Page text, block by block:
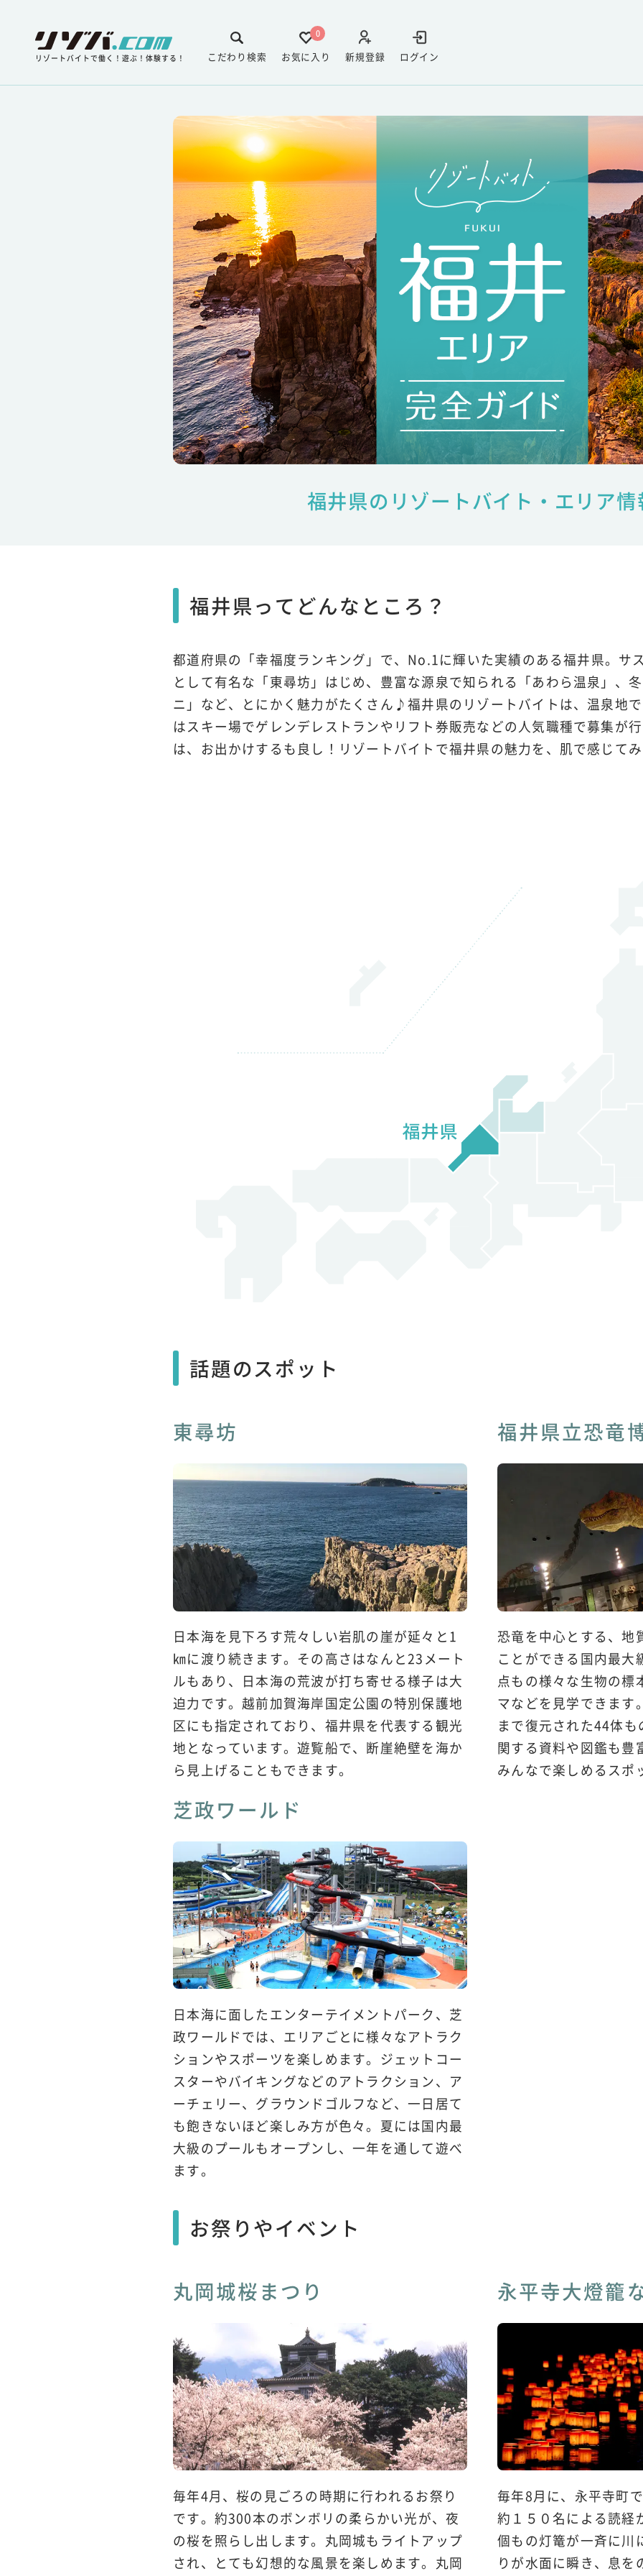
リゾートバイトで働く！遊ぶ！体験する！ ログイン
新規登録
0
お気に入り
こだわり検索
福井県のリゾートバイト・エリア情
福井県ってどんなところ？
都道府県の「幸福度ランキング」で、No.1に輝いた実績のある福井県。サ
として有名な「東尋坊」はじめ、豊富な源泉で知られる「あわら温泉」、
ニ」など、とにかく魅力がたくさん♪福井県のリゾートバイトは、温泉地
はスキー場でゲレンデレストランやリフト券販売などの人気職種で募集が
は、お出かけするも良し！リゾートバイトで福井県の魅力を、肌で感じて
話題のスポット
東尋坊
日本海を見下ろす荒々しい岩肌の崖が延々と1
㎞に渡り続きます。その高さはなんと23メート
ルもあり、日本海の荒波が打ち寄せる様子は大
迫力です。越前加賀海岸国定公園の特別保護地
区にも指定されており、福井県を代表する観光
地となっています。遊覧船で、断崖絶壁を海か
ら見上げることもできます。
福井県立恐竜
恐竜を中心とする、地
ことができる国内最
点もの様々な生物の標
マなどを見学できます
まで復元された44体
関する資料や図鑑も豊
みんなで楽しめるスポ
芝政ワールド
日本海に面したエンターテイメントパーク、芝
政ワールドでは、エリアごとに様々なアトラク
ションやスポーツを楽しめます。ジェットコー
スターやバイキングなどのアトラクション、ア
ーチェリー、グラウンドゴルフなど、一日居て
も飽きないほど楽しみ方が色々。夏には国内最
大級のプールもオープンし、一年を通して遊べ
ます。
お祭りやイベント
丸岡城桜まつり
毎年4月、桜の見ごろの時期に行われるお祭り
です。約300本のボンボリの柔らかい光が、夜
の桜を照らし出します。丸岡城もライトアップ
され、とても幻想的な風景を楽しめます。丸岡
永平寺大燈籠
毎年8月に、永平寺町
約１５０名による読経
個もの灯篭が一斉に川
りが水面に瞬き、息